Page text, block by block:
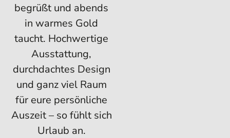
begrüßt und abends
in warmes Gold
taucht. Hochwertige
Ausstattung,
durchdachtes Design
und ganz viel Raum
für eure persönliche
Auszeit – so fühlt sich
Urlaub an.